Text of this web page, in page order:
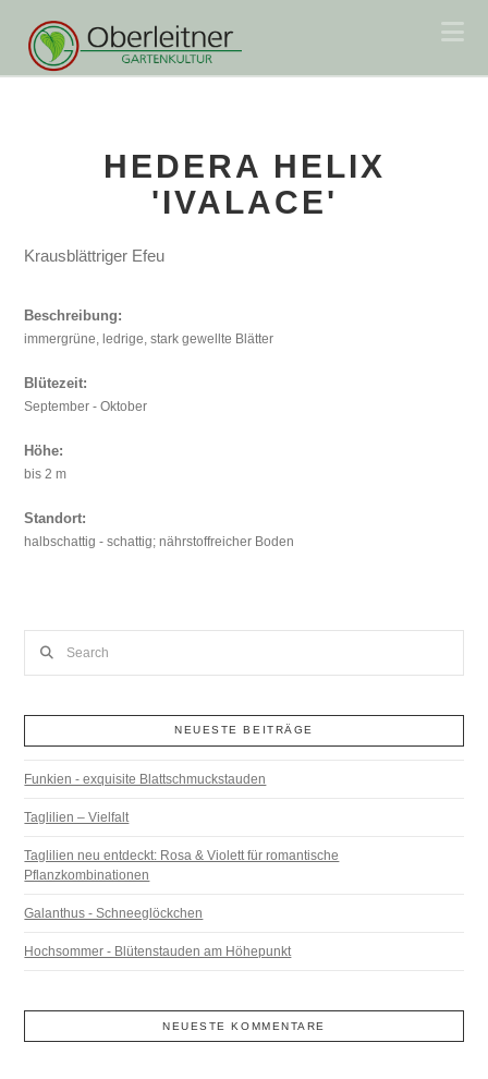
HEDERA HELIX
'IVALACE'
Krausblättriger Efeu
Beschreibung:
immergrüne, ledrige, stark gewellte Blätter
Blütezeit:
September - Oktober
Höhe:
bis 2 m
Standort:
halbschattig - schattig; nährstoffreicher Boden
NEUESTE BEITRÄGE
Funkien - exquisite Blattschmuckstauden
Taglilien – Vielfalt
Taglilien neu entdeckt: Rosa & Violett für romantische
Pflanzkombinationen
Galanthus - Schneeglöckchen
Hochsommer - Blütenstauden am Höhepunkt
NEUESTE KOMMENTARE